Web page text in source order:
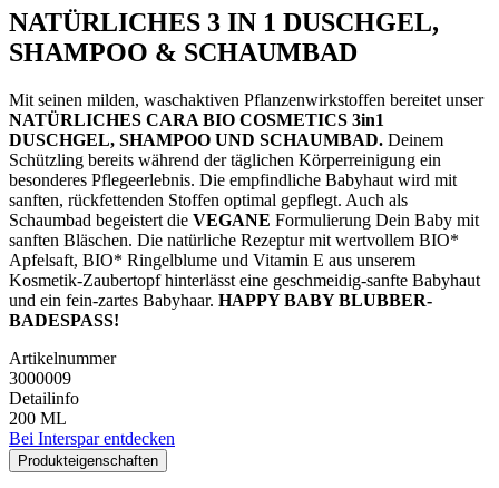
NATÜRLICHES 3 IN 1 DUSCHGEL,
SHAMPOO & SCHAUMBAD
Mit seinen milden, waschaktiven Pflanzenwirkstoffen bereitet unser
NATÜRLICHES CARA BIO COSMETICS 3in1
DUSCHGEL, SHAMPOO UND SCHAUMBAD. Deinem
Schützling bereits während der täglichen Körperreinigung ein
besonderes Pflegeerlebnis. Die empfindliche Babyhaut wird mit
sanften, rückfettenden Stoffen optimal gepflegt. Auch als
Schaumbad begeistert die VEGANE Formulierung Dein Baby mit
sanften Bläschen. Die natürliche Rezeptur mit wertvollem BIO*
Apfelsaft, BIO* Ringelblume und Vitamin E aus unserem
Kosmetik-Zaubertopf hinterlässt eine geschmeidig-sanfte Babyhaut
und ein fein-zartes Babyhaar. HAPPY BABY BLUBBER-
BADESPASS!
Artikelnummer
3000009
Detailinfo
200 ML
Bei Interspar entdecken
Produkteigenschaften